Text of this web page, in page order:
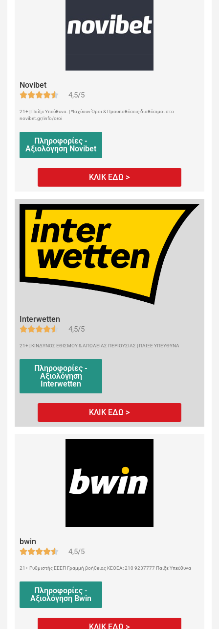
Novibet
4,5/5
21+ | Παίξε Υπεύθυνα. | *Ισχύουν Όροι & Προϋποθέσεις διαθέσιμοι στο
novibet.gr/info/oroi
Πληροφορίες -
Αξιολόγηση Novibet
ΚΛΙΚ ΕΔΩ >
Interwetten
4,5/5
21+ | ΚΙΝΔΥΝΟΣ ΕΘΙΣΜΟΥ & ΑΠΩΛΕΙΑΣ ΠΕΡΙΟΥΣΙΑΣ | ΠΑΙΞΕ ΥΠΕΥΘΥΝΑ
Πληροφορίες -
Αξιολόγηση
Interwetten
ΚΛΙΚ ΕΔΩ >
bwin
4,5/5
21+ Ρυθμιστής ΕΕΕΠ Γραμμή βοήθειας ΚΕΘΕΑ: 210 9237777 Παίξε Υπεύθυνα
Πληροφορίες -
Αξιολόγηση Bwin
ΚΛΙΚ ΕΔΩ >